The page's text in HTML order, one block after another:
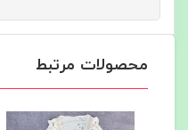
محصولات مرتبط